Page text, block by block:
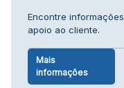
Encontre
apoio ao cliente.
Mais
informações